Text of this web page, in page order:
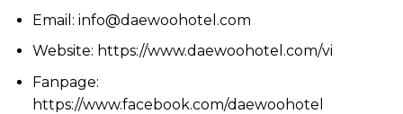
Email: info@daewoohotel.com
Website: https://www.daewoohotel.com/vi
Fanpage:
https://www.facebook.com/daewoohotel